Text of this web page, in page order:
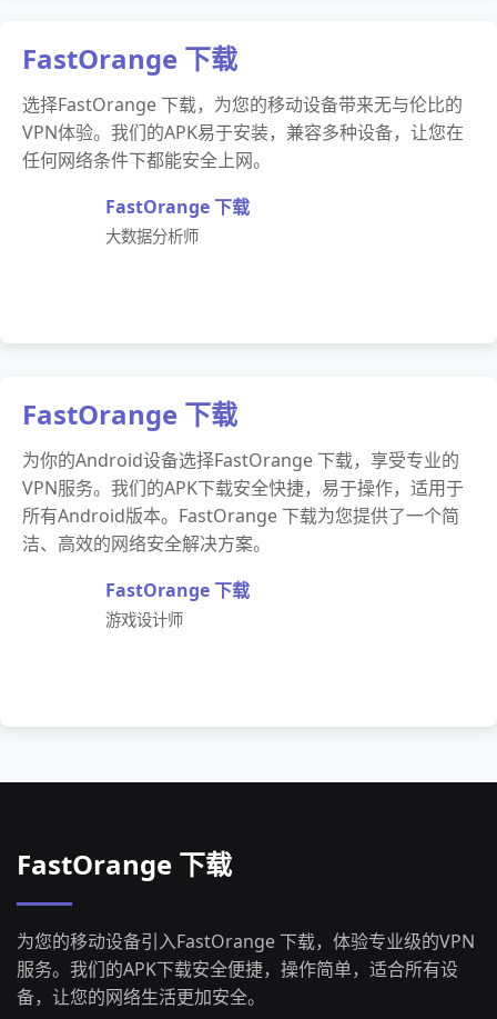
FastOrange 下载
选择FastOrange 下载，为您的移动设备带来无与伦比的
VPN体验。我们的APK易于安装，兼容多种设备，让您在
任何网络条件下都能安全上网。
FastOrange 下载
大数据分析师
FastOrange 下载
为你的Android设备选择FastOrange 下载，享受专业的
VPN服务。我们的APK下载安全快捷，易于操作，适用于
所有Android版本。FastOrange 下载为您提供了一个简
洁、高效的网络安全解决方案。
FastOrange 下载
游戏设计师
FastOrange 下载
为您的移动设备引入FastOrange 下载，体验专业级的VPN
服务。我们的APK下载安全便捷，操作简单，适合所有设
备，让您的网络生活更加安全。